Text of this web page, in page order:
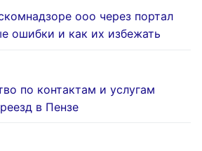
ооо через портал
ошибки и как их избежать
по контактам и услугам
в Пензе